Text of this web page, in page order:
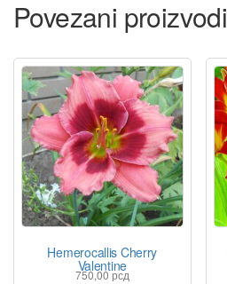
Povezani proizvodi
Hemerocallis Cherry
Valentine
750,00рсд